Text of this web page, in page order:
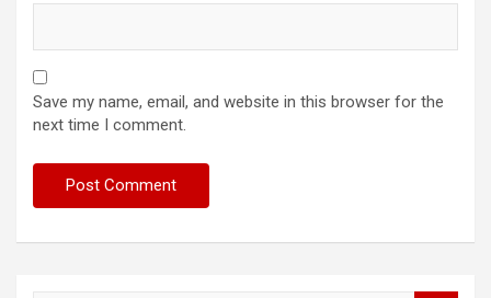
Save my name, email, and website in this browser for the
next time I comment.